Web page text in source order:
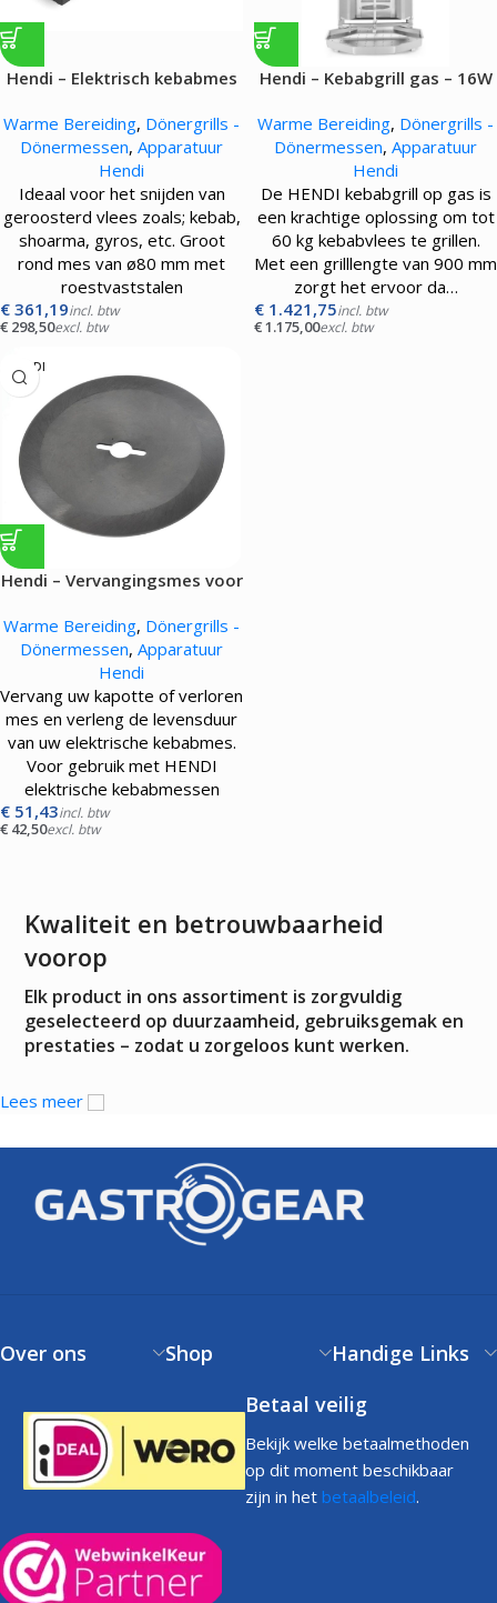
Hendi – Elektrisch kebabmes
Warme Bereiding, Dönergrills -
Dönermessen, Apparatuur
Hendi
Ideaal voor het snijden van
geroosterd vlees zoals; kebab,
shoarma, gyros, etc. Groot
rond mes van ø80 mm met
roestvaststalen
€ 361,19incl. btw
€ 298,50excl. btw
Hendi – Kebabgrill gas – 16W
Warme Bereiding, Dönergrills -
Dönermessen, Apparatuur
Hendi
De HENDI kebabgrill op gas is
een krachtige oplossing om tot
60 kg kebabvlees te grillen.
Met een grilllengte van 900 mm
zorgt het ervoor da…
€ 1.421,75incl. btw
€1.175,00excl. btw
HENDI
Hendi – Vervangingsmes voor
Warme Bereiding, Dönergrills -
Dönermessen, Apparatuur
Hendi
Vervang uw kapotte of verloren
mes en verleng de levensduur
van uw elektrische kebabmes.
Voor gebruik met HENDI
elektrische kebabmessen
€ 51,43incl. btw
€ 42,50excl. btw
Kwaliteit en betrouwbaarheid
voorop
Elk product in ons assortiment is zorgvuldig
geselecteerd op duurzaamheid, gebruiksgemak en
prestaties – zodat u zorgeloos kunt werken.
Lees meer
Over ons Shop
Handige Links
Betaal veilig
Bekijk welke betaalmethoden
op dit moment beschikbaar
zijn in het betaalbeleid.